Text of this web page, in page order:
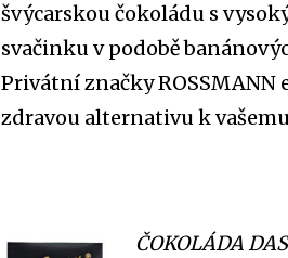
švýcarskou čokoládu s
svačinku v podobě
Privátní značky ROSSMANN
zdravou alternativu k
ČOKOLÁDA